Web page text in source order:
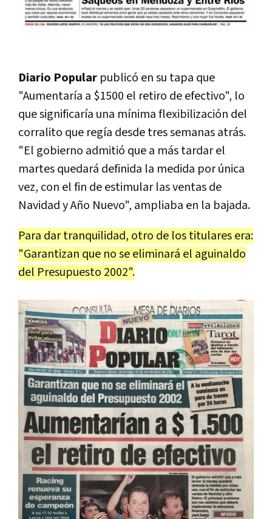
Diario Popular publicó en su tapa que
"Aumentaría a $1500 el retiro de efectivo", lo
que significaría una mínima flexibilización del
corralito que regía desde tres semanas atrás.
"El gobierno admitió que a más tardar el
martes quedará definida la medida por única
vez, con el fin de estimular las ventas de
Navidad y Año Nuevo", ampliaba en la bajada.
Para dar tranquilidad, otro de los titulares era:
"Garantizan que no se eliminará el aguinaldo
del Presupuesto 2002".